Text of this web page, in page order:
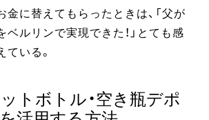
金に替えてもらったときは、「父が
ルリンで実現できた！」とても感
いる。
トボトル・空き瓶デポ